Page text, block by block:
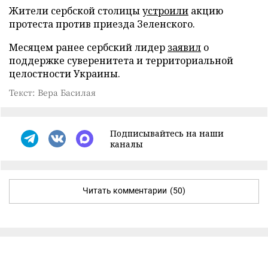
Жители сербской столицыустроили акцию
протеста против приезда Зеленского.
Месяцем ранее сербский лидер заявил о
поддержке суверенитета и территориальной
целостности Украины.
Текст: Вера Басилая
Подписывайтесь на наши
каналы
Читать комментарии (50)